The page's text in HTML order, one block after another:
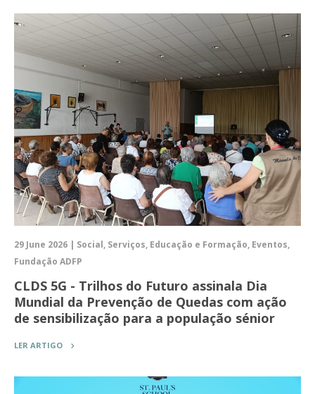
29 June 2026 | Social, Serviços, Educação e Formação, Eventos,
Fundação ADFP
CLDS 5G - Trilhos do Futuro assinala Dia
Mundial da Prevenção de Quedas com ação
de sensibilização para a população sénior
LER ARTIGO